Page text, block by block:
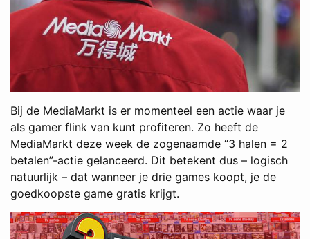
Bij de MediaMarkt is er momenteel een actie waar je
als gamer flink van kunt profiteren. Zo heeft de
MediaMarkt deze week de zogenaamde “3 halen = 2
betalen”-actie gelanceerd. Dit betekent dus – logisch
natuurlijk – dat wanneer je drie games koopt, je de
goedkoopste game gratis krijgt.